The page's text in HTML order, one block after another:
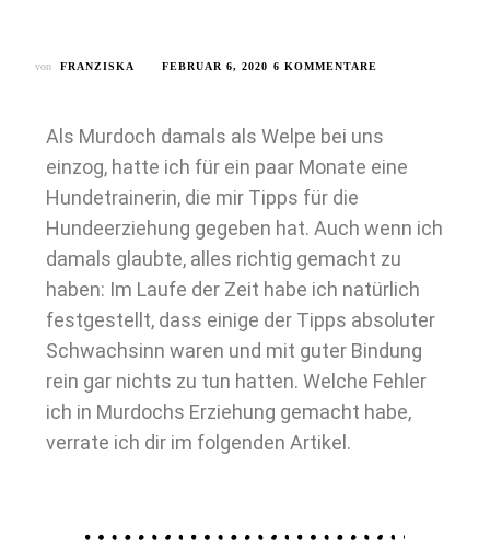
von FRANZISKA FEBRUAR 6, 2020 6 KOMMENTARE
Als Murdoch damals als Welpe bei uns
einzog, hatte ich für ein paar Monate eine
Hundetrainerin, die mir Tipps für die
Hundeerziehung gegeben hat. Auch wenn ich
damals glaubte, alles richtig gemacht zu
haben: Im Laufe der Zeit habe ich natürlich
festgestellt, dass einige der Tipps absoluter
Schwachsinn waren und mit guter Bindung
rein gar nichts zu tun hatten. Welche Fehler
ich in Murdochs Erziehung gemacht habe,
verrate ich dir im folgenden Artikel.